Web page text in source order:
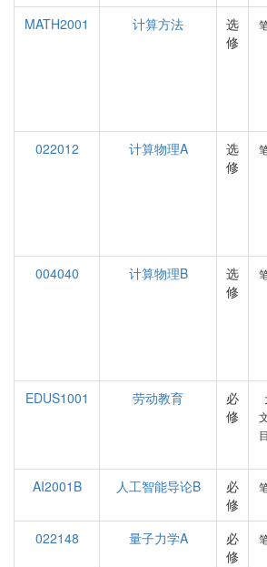
MATH2001
计算方法
选
修
022012
计算物理A
选
修
004040
计算物理B
选
修
EDUS1001
劳动教育
必
修
AI2001B
人工智能导论B
必
修
022148
量子力学A
必
修